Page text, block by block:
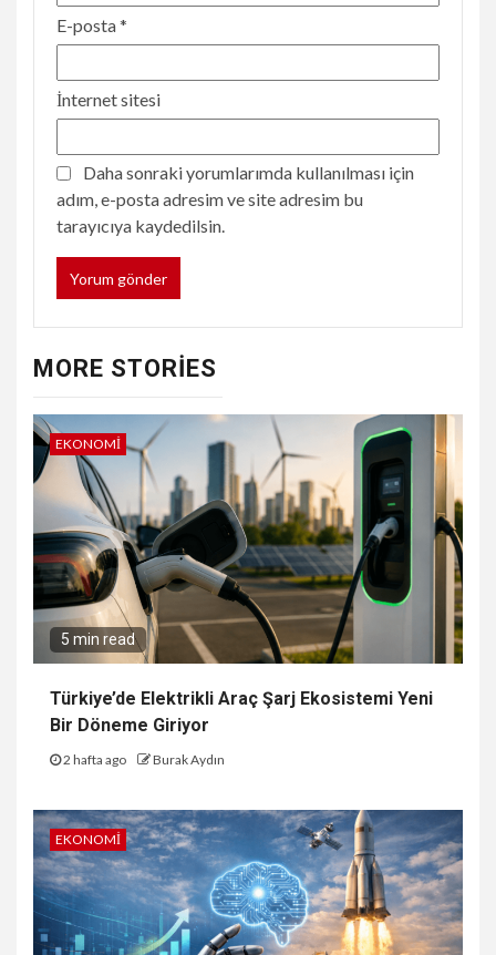
E-posta*
İnternet sitesi
Daha sonraki yorumlarımda kullanılması için
adım, e-posta adresim ve site adresim bu
tarayıcıya kaydedilsin.
MORE STORIES
EKONOMI
5 min read
Türkiye’de Elektrikli Araç Şarj Ekosistemi Yeni
Bir Döneme Giriyor
2 hafta ago Burak Aydın
EKONOMI